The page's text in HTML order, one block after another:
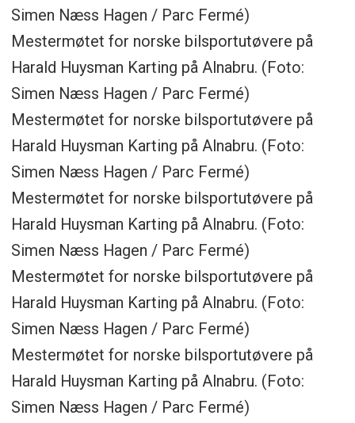
Simen Næss Hagen / Parc Fermé)
Mestermøtet for norske bilsportutøvere på
Harald Huysman Karting på Alnabru. (Foto:
Simen Næss Hagen / Parc Fermé)
Mestermøtet for norske bilsportutøvere på
Harald Huysman Karting på Alnabru. (Foto:
Simen Næss Hagen / Parc Fermé)
Mestermøtet for norske bilsportutøvere på
Harald Huysman Karting på Alnabru. (Foto:
Simen Næss Hagen / Parc Fermé)
Mestermøtet for norske bilsportutøvere på
Harald Huysman Karting på Alnabru. (Foto:
Simen Næss Hagen / Parc Fermé)
Mestermøtet for norske bilsportutøvere på
Harald Huysman Karting på Alnabru. (Foto:
Simen Næss Hagen / Parc Fermé)